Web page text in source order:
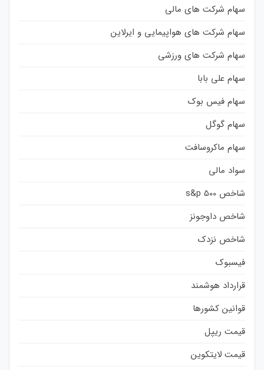
سهام شرکت های مالی
سهام شرکت های هواپیمایی و ایرلاین
سهام شرکت های ورزشی
سهام علی بابا
سهام فیس بوک
سهام گوگل
سهام ماکروسافت
سواد مالی
شاخص s&p 500
شاخص داوجونز
شاخص نزدک
فیسبوک
قرارداد هوشمند
قوانین کشورها
قیمت ریپل
قیمت لایتکوین